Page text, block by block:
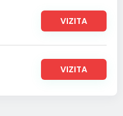
VIZITA
VIZITA